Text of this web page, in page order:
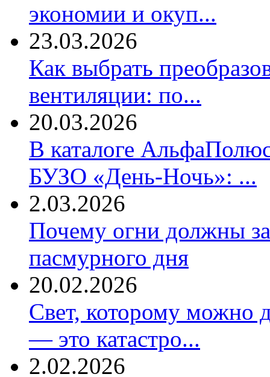
экономии и окуп...
23.03.2026
Как выбрать
вентиляции: по...
20.03.2026
В каталоге
БУЗО «День-Ночь»: ...
2.03.2026
Почему огни должны
пасмурного дня
20.02.2026
Свет, которому можно
— это катастро...
2.02.2026